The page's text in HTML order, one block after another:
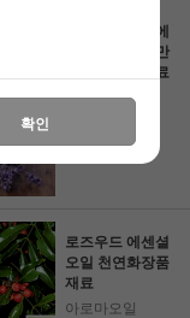
라벤더커머셜 에
센셜오일 비누만
들기 화장품재료
4,000원
로즈우드 에센셜
오일 천연화장품
재료
아로마오일
확인